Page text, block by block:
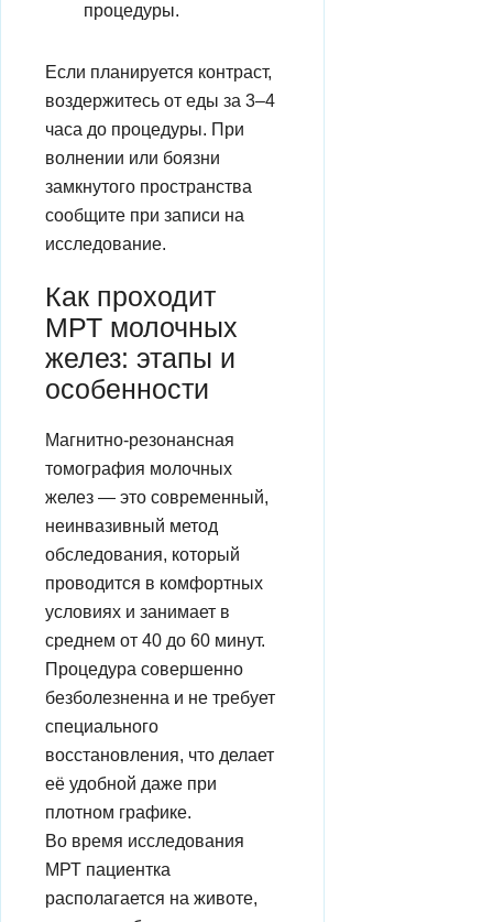
процедуры.
Если планируется контраст,
воздержитесь от еды за 3–4
часа до процедуры. При
волнении или боязни
замкнутого пространства
сообщите при записи на
исследование.
Как проходит
МРТ молочных
желез: этапы и
особенности
Магнитно-резонансная
томография молочных
желез — это современный,
неинвазивный метод
обследования, который
проводится в комфортных
условиях и занимает в
среднем от 40 до 60 минут.
Процедура совершенно
безболезненна и не требует
специального
восстановления, что делает
её удобной даже при
плотном графике.
Во время исследования
МРТ пациентка
располагается на животе,